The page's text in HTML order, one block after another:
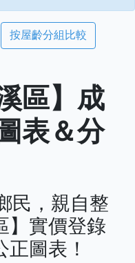
按屋齡分組比較
區】成
表＆分
民，親自整
】實價登錄
圖表！